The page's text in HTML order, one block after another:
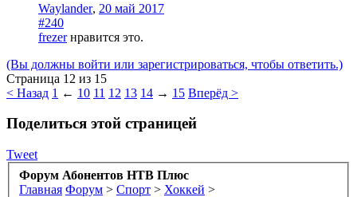
Waylander, 20 май 2017
#240
frezerнравится это.
(Вы должны войти или зарегистрироваться, чтобы ответить.)
Страница 12 из 15
< Назад 1 ← 10 11 12 13 14 → 15 Вперёд >
Поделиться этой страницей
Tweet
Форум Абонентов НТВ Плюс
Главная Форум > Спорт > Хоккей >